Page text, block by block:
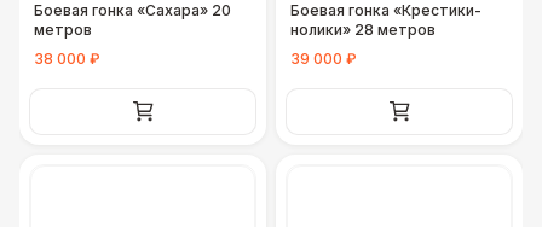
Боевая гонка «Сахара» 20
метров
38 000 ₽
Боевая гонка «Крестики-
нолики» 28 метров
39 000 ₽